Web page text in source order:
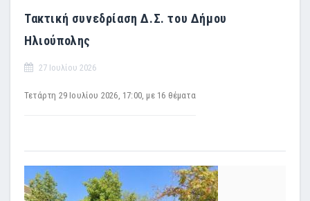
Τακτική συνεδρίαση Δ.Σ. του Δήμου
Ηλιούπολης
27 Ιουλίου 2026
Τετάρτη 29 Iουλίου 2026, 17:00, με 16 θέματα